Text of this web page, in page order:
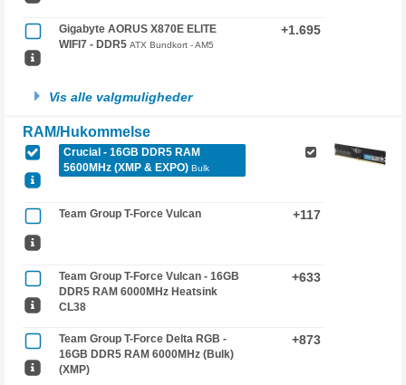
Gigabyte AORUS X870E ELITE
WIFI7 - DDR5 ATX Bundkort - AM5
+1.695
Vis alle valgmuligheder
RAM/Hukommelse
Crucial - 16GB DDR5 RAM
5600MHz (XMP & EXPO) Bulk
Team Group T-Force Vulcan +117
Team Group T-Force Vulcan - 16GB
DDR5 RAM 6000MHz Heatsink
CL38
+633
Team Group T-Force Delta RGB -
16GB DDR5 RAM 6000MHz (Bulk)
(XMP)
+873